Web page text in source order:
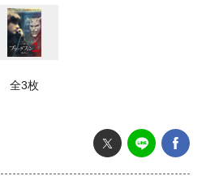
全3枚